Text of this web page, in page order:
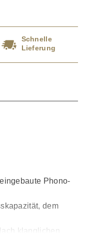
Schnelle
Lieferung
Phono-
dem
klanglichen